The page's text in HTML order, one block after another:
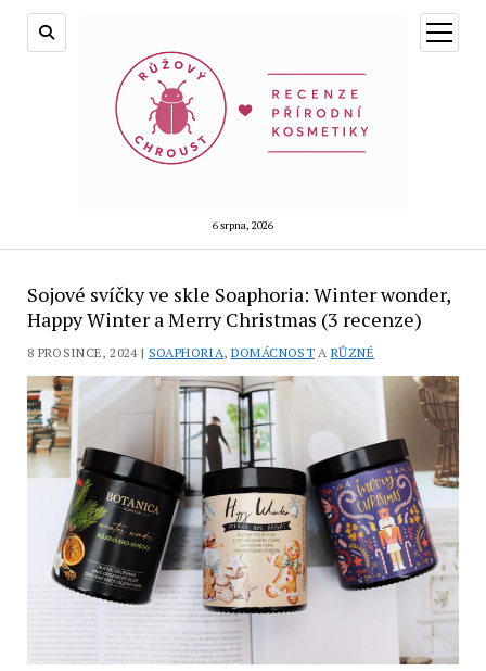
6 srpna, 2026
otevřít
menu
Sojové svíčky ve skle Soaphoria: Winter wonder,
Happy Winter a Merry Christmas (3 recenze)
8 PROSINCE, 2024 | SOAPHORIA, DOMÁCNOSTARŮZNÉ